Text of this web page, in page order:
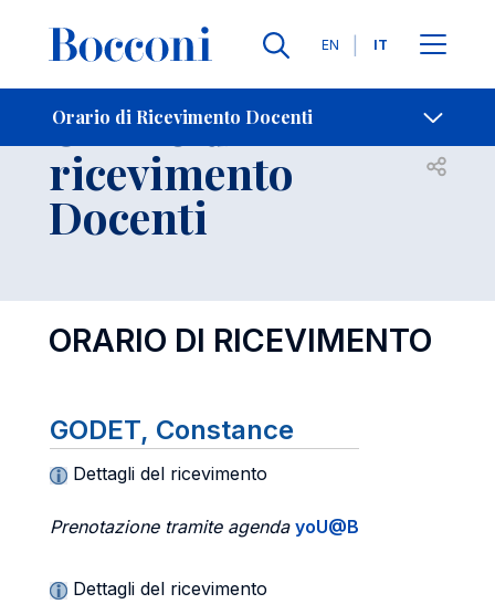
Lingue
EN IT
Orario di Ricevimento Docenti
-
Orario di
ricevimento
Docenti
Open
ORARIO DI RICEVIMENTO
GODET, Constance
Dettagli del ricevimento
Prenotazione tramite agenda yoU@B
Dettagli del ricevimento